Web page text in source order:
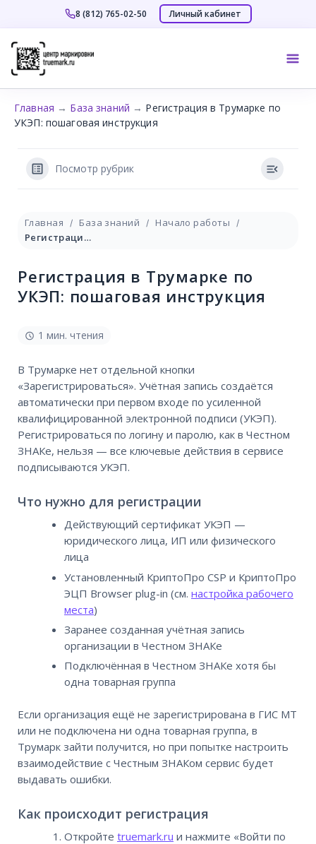
8 (812) 765-02-50 Личный кабинет
содержимому
Главная → База знаний → Регистрация в Трумарке по
УКЭП: пошаговая инструкция
Посмотр рубрик
Главная База знаний
Начало работы
Регистрация в Трумарке по УКЭП: пошаговая инструкция
Регистрация в Трумарке по
УКЭП: пошаговая инструкция
1 мин. чтения
В Трумарке нет отдельной кнопки
«Зарегистрироваться». Учётная запись создаётся
автоматически при первом входе по усиленной
квалифицированной электронной подписи (УКЭП).
Регистрироваться по логину и паролю, как в Честном
ЗНАКе, нельзя — все ключевые действия в сервисе
подписываются УКЭП.
Что нужно для регистрации
Действующий сертификат УКЭП —
юридического лица, ИП или физического
лица
Установленный КриптоПро CSP и КриптоПро
ЭЦП Browser plug-in (см. настройка рабочего
места)
Заранее созданная учётная запись
организации в Честном ЗНАКе
Подключённая в Честном ЗНАКе хотя бы
одна товарная группа
Если организация ещё не зарегистрирована в ГИС МТ
или не подключена ни одна товарная группа, в
Трумарк зайти получится, но при попытке настроить
взаимодействие с Честным ЗНАКом сервис будет
выдавать ошибки.
Как происходит регистрация
Откройте truemark.ru и нажмите «Войти по